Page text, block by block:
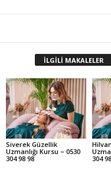
İLGİLİ MAKALELER
Siverek Güzellik
Uzmanlığı Kursu – 0530
304 98 98
304